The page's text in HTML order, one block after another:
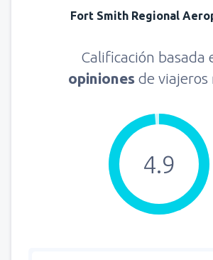
Fort Smith Regional
Calificación basada
opiniones de viajeros
4.9